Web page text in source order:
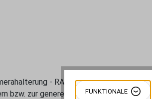
- RAM-B-149Z-C1U - mit
bzw. zur generellen Montage an
FUNKTIONALE